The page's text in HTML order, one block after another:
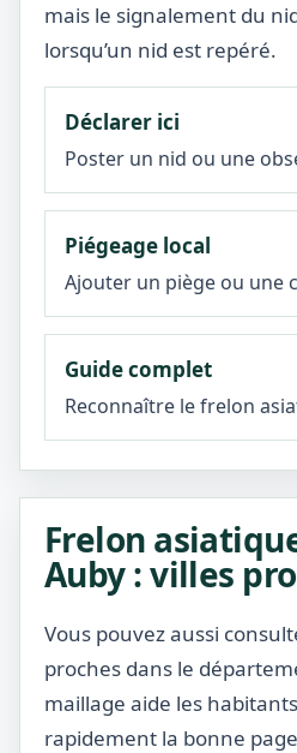
mais le signalement du
lorsqu’un nid est repéré.
Déclarer ici
Poster un nid ou une
Piégeage local
Ajouter un piège ou une
Guide complet
Reconnaître le frelon
Frelon
Auby : villes
Vous pouvez aussi
proches dans le
maillage aide les
rapidement la bonne